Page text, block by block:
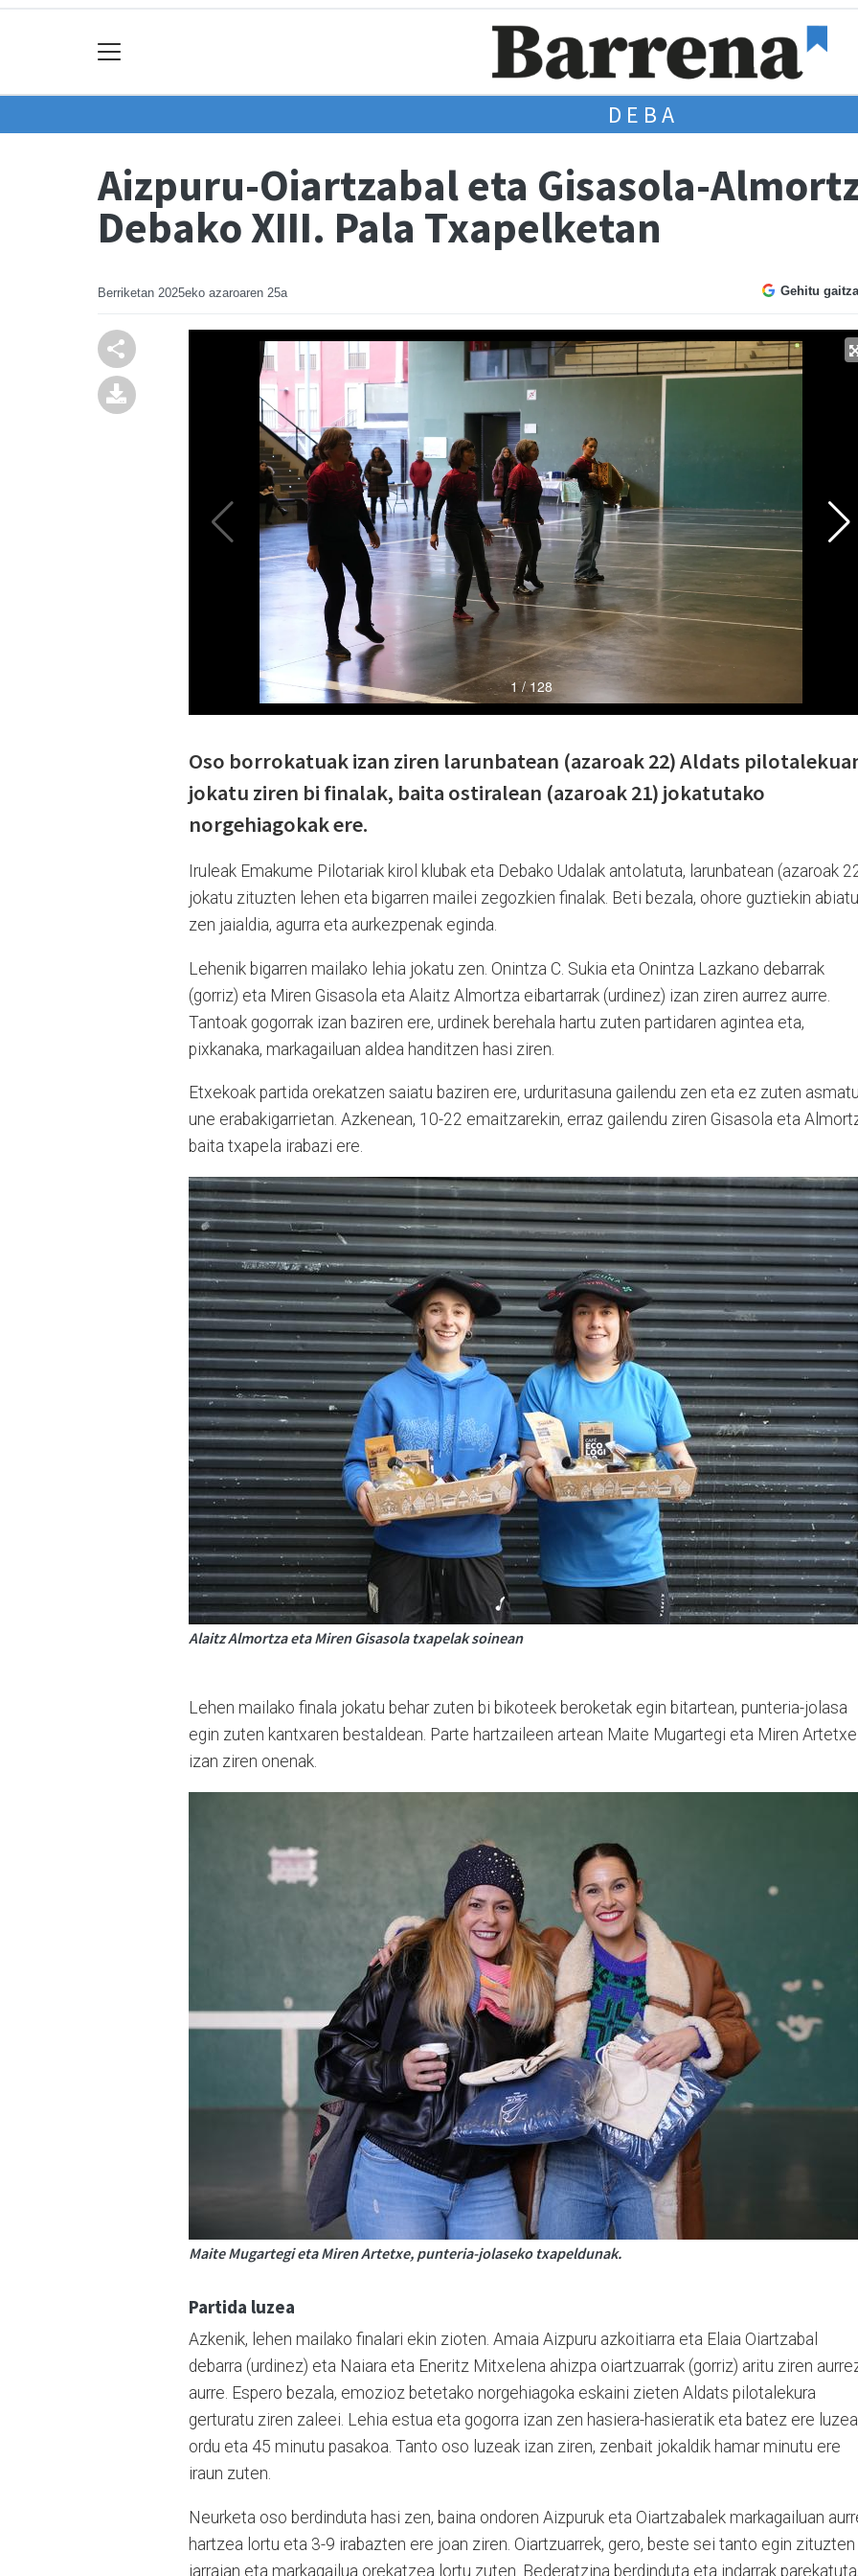
DEBA
Aizpuru-Oiartzabal eta Gisasola-
Debako XIII. Pala Txapelketan
Berriketan 2025eko azaroaren 25a Gehitu
Oso borrokatuak izan ziren larunbatean (azaroak 22) Aldats
jokatu ziren bi finalak, baita ostiralean (azaroak 21) jokatutako
norgehiagokak ere.
Iruleak Emakume Pilotariak kirol klubak eta Debako Udalak antolatuta, larunbatean (azaroak
jokatu zituzten lehen eta bigarren mailei zegozkien finalak. Beti bezala, ohore guztiekin abiatu
zen jaialdia, agurra eta aurkezpenak eginda.
Lehenik bigarren mailako lehia jokatu zen. Onintza C. Sukia eta Onintza Lazkano debarrak
(gorriz) eta Miren Gisasola eta Alaitz Almortza eibartarrak (urdinez) izan ziren aurrez aurre.
Tantoak gogorrak izan baziren ere, urdinek berehala hartu zuten partidaren agintea eta,
pixkanaka, markagailuan aldea handitzen hasi ziren.
Etxekoak partida orekatzen saiatu baziren ere, urduritasuna gailendu zen eta ez zuten asmatu
une erabakigarrietan. Azkenean, 10-22 emaitzarekin, erraz gailendu ziren Gisasola eta
baita txapela irabazi ere.
Alaitz Almortza eta Miren Gisasola txapelak soinean
Lehen mailako finala jokatu behar zuten bi bikoteek beroketak egin bitartean, punteria-jolasa
egin zuten kantxaren bestaldean. Parte hartzaileen artean Maite Mugartegi eta Miren Artetxe
izan ziren onenak.
Maite Mugartegi eta Miren Artetxe, punteria-jolaseko txapeldunak.
Partida luzea
Azkenik, lehen mailako finalari ekin zioten. Amaia Aizpuru azkoitiarra eta Elaia Oiartzabal
debarra (urdinez) eta Naiara eta Eneritz Mitxelena ahizpa oiartzuarrak (gorriz) aritu ziren
aurre. Espero bezala, emozioz betetako norgehiagoka eskaini zieten Aldats pilotalekura
gerturatu ziren zaleei. Lehia estua eta gogorra izan zen hasiera-hasieratik eta batez ere
ordu eta 45 minutu pasakoa. Tanto oso luzeak izan ziren, zenbait jokaldik hamar minutu ere
iraun zuten.
Neurketa oso berdinduta hasi zen, baina ondoren Aizpuruk eta Oiartzabalek markagailuan
hartzea lortu eta 3-9 irabazten ere joan ziren. Oiartzuarrek, gero, beste sei tanto egin zituzten
jarraian eta markagailua orekatzea lortu zuten. Bederatzina berdinduta eta indarrak parekatuta,